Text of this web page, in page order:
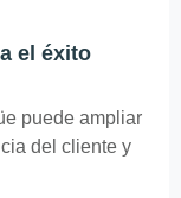
el éxito
puede ampliar
del cliente y